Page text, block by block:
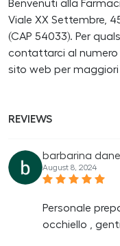
Benvenuti alla
Viale XX Settembre,
(CAP 54033). Per
contattarci al numero
sito web per
REVIEWS
barbarina
August 8, 2024
Personale
occhiello ,